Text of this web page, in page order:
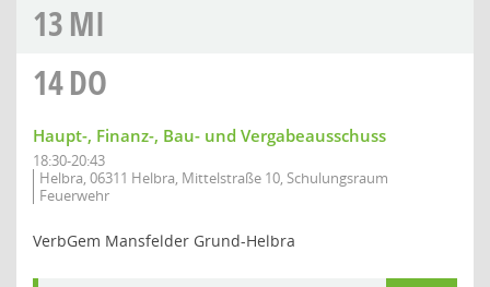
13MI
14DO
Haupt-, Finanz-, Bau- und Vergabeausschuss
18:30-20:43
Helbra, 06311 Helbra, Mittelstraße 10, Schulungsraum
Feuerwehr
VerbGem Mansfelder Grund-Helbra